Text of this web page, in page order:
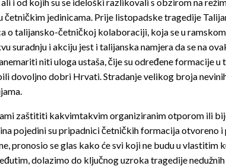
jedinicama. Prije listopadske tragedije
o talijansko-četničkoj kolaboraciji, koja se u
i akciju jest i talijanska namjera da se na
niti uloga ustaša, čije su određene formacije
dovoljno dobri Hrvati. Stradanje velikog broja
zaštititi kakvimtakvim organiziranim otporom ili
pojedini su pripadnici četničkih formacija
pronosio se glas kako će svi koji ne budu u
dolazimo do ključnog uzroka tragedije